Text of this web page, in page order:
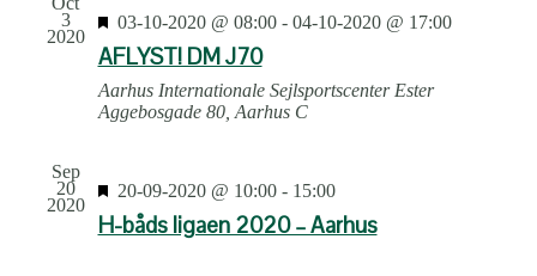
3
2020
Featured
03-10-2020 @ 08:00- 04-10-2020 @ 17:00
AFLYST! DM J70
Aarhus Internationale Sejlsportscenter Ester
Aggebosgade 80, Aarhus C
Sep
20
2020
Featured
20-09-2020 @ 10:00- 15:00
H-båds ligaen 2020 – Aarhus